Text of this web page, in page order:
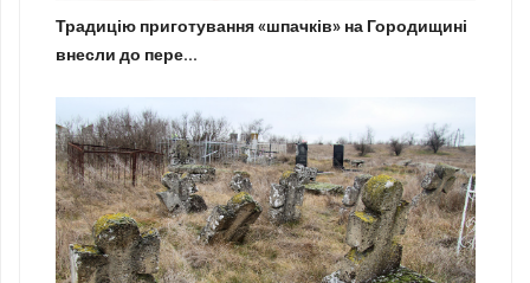
Традицію приготування «шпачків» на Городищині
внесли до пере...